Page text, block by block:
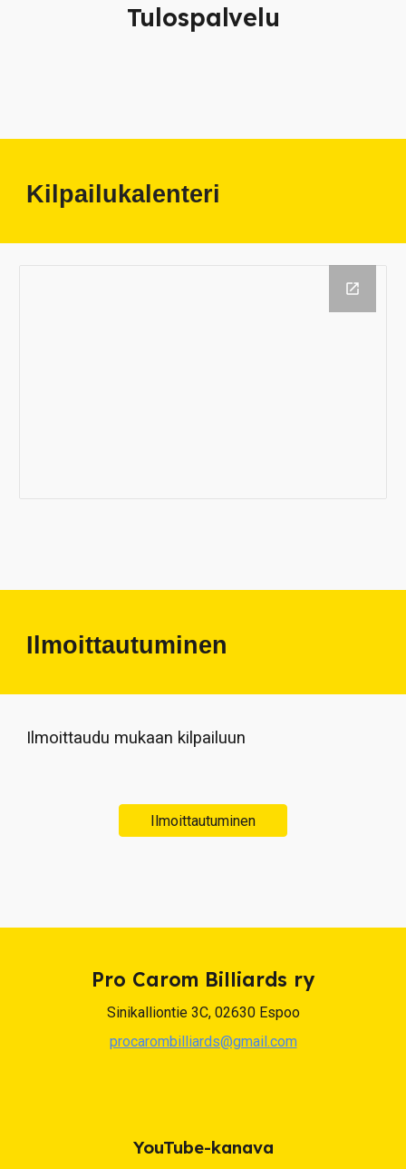
Tulospalvelu
Kilpailukalenteri
Ilmoittautuminen
Ilmoittaudu mukaan kilpailuun
Ilmoittautuminen
Pro Carom Billiards ry
Sinikalliontie 3C, 02630 Espoo
procarombilliards@gmail.com
YouTube-kanava